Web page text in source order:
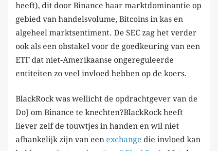
heeft), dit door Binance haar marktdominantie op
gebied van handelsvolume, Bitcoins in kas en
algeheel marktsentiment. De SEC zag het verder
ook als een obstakel voor de goedkeuring van een
ETF dat niet-Amerikaanse ongereguleerde
entiteiten zo veel invloed hebben op de koers.
BlackRock was wellicht de opdrachtgever van de
DoJ om Binance te knechten?BlackRock heeft
liever zelf de touwtjes in handen en wil niet
afhankelijk zijn van een exchange die invloed kan